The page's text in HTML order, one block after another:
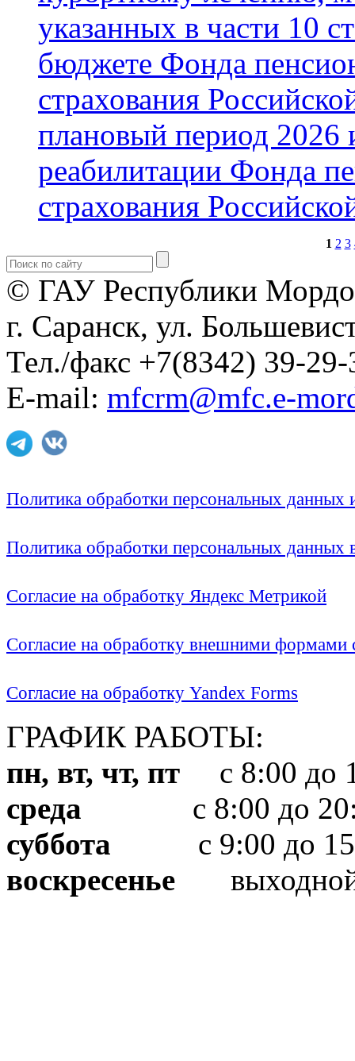
указанных в части 10
бюджете Фонда
страхования
плановый период 2026
реабилитации Фонда
страхования
1 2 3
© ГАУ Республики
г. Саранск, ул.
Тел./факс +7(8342) 39-29-
E-mail: mfcrm@mfc.e-
Политика обработки персональных
Политика обработки персональных
Согласие на обработку Яндекс Метрикой
Согласие на обработку внешними формами
Согласие на обработку Yandex Forms
ГРАФИК РАБОТЫ:
пн, вт, чт, пт с 8:00 до
среда с 8:00 до
суббота с 9:00 до
воскресенье